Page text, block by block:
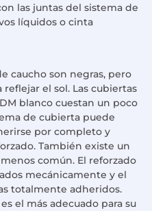
las juntas del sistema de
líquidos o cinta
caucho son negras, pero
el sol. Las cubiertas
blanco cuestan un poco
de cubierta puede
por completo y
También existe un
común. El reforzado
mecánicamente y el
totalmente adheridos.
el más adecuado para su